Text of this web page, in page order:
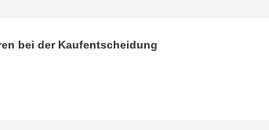
bei der Kaufentscheidung